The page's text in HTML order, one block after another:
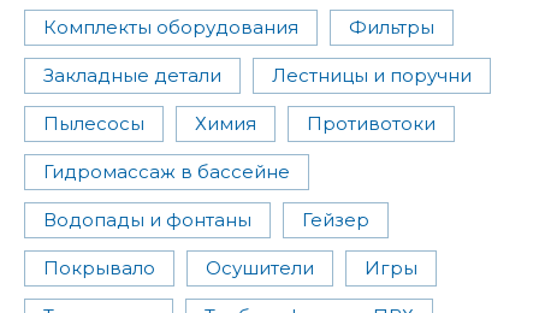
Комплекты оборудования Фильтры
Закладные детали Лестницы и поручни
Пылесосы Химия Противотоки
Гидромассаж в бассейне
Водопады и фонтаны Гейзер
Покрывало Осушители Игры